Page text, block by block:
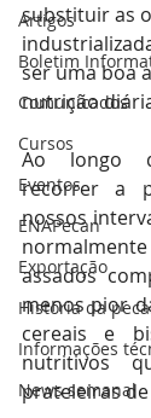
Artigos
Boletim
Comunicados
Cursos
Eventos
ENAPecan
Exportação
História da
Informações
News semanal
substituir as
ser uma boa
nutrição
Ao longo
recorrer a
nossos
assados
menos pior
cereais e
nutritivos
prateleiras